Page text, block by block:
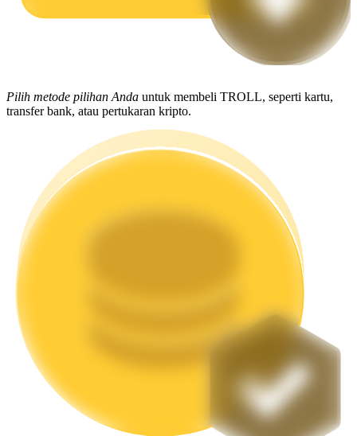
Mempertaruhkan
Pengembalian tinggi & akses instan
Staking fleksibel untuk mendapatkan token populer
Pilih metode pilihan Anda untuk membeli TROLL, seperti kartu,
transfer bank, atau pertukaran kripto.